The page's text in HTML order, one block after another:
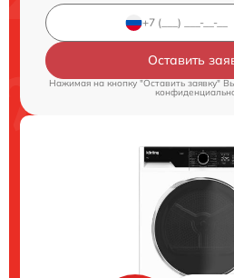
Оставить
Нажимая на кнопку "Оставить заявку"